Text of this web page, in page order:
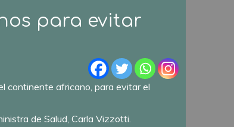
para evitar
continente africano, para evitar el
de Salud, Carla Vizzotti.